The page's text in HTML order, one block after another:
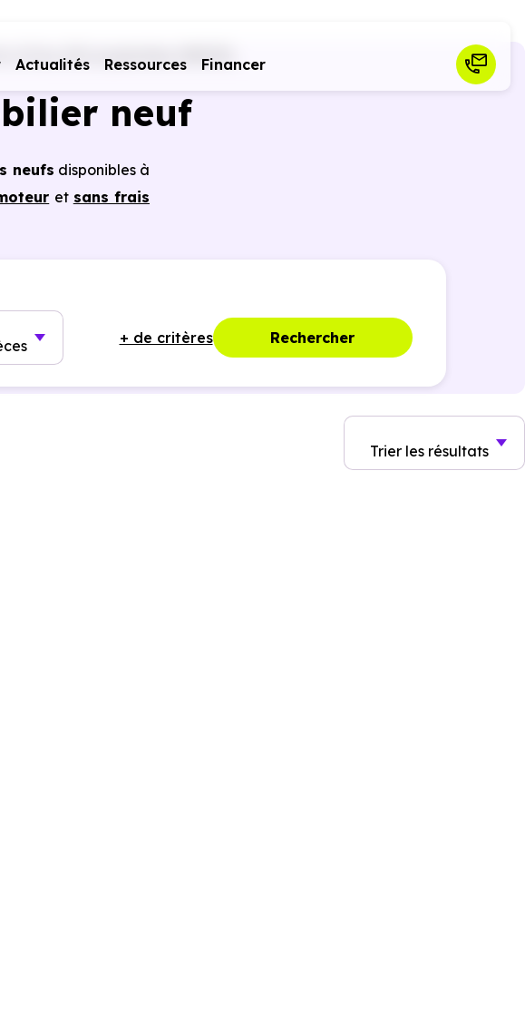
Actualités Ressources Financer
d'Oise (95) Luzarches (95270)
neuf
neufs disponibles à
et sans frais
+ de critères Rechercher
Trier les résultats